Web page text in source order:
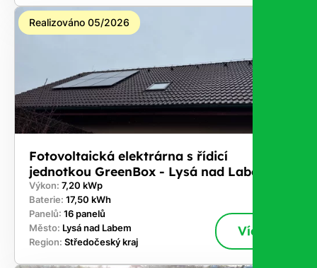
Realizováno 05/2026
Fotovoltaická elektrárna s řídicí
jednotkou GreenBox - Lysá nad Labem
Výkon: 7,20 kWp
Baterie: 17,50 kWh
Panelů: 16 panelů
Město: Lysá nad Labem
Region: Středočeský kraj
Více